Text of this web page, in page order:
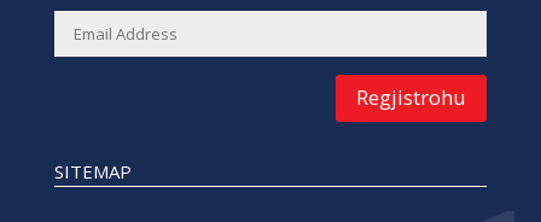
Regjistrohu
SITEMAP